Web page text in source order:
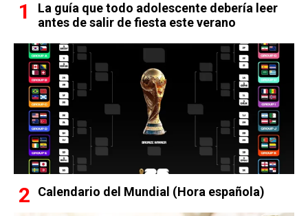
La guía que todo adolescente debería leer
antes de salir de fiesta este verano
Calendario del Mundial (Hora española)